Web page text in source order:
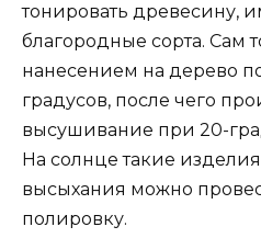
тонировать древесину,
благородные сорта. Сам
нанесением на дерево
градусов, после чего
высушивание при 20-
На солнце такие
высыхания можно
полировку.